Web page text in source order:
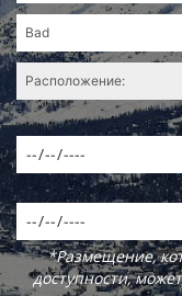
*Размещение,
доступности,